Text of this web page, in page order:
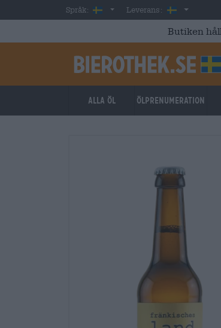
Skip to main content
Språk: SwedishLeverans: Sverige
Butiken
Alla öl ölprenumeration